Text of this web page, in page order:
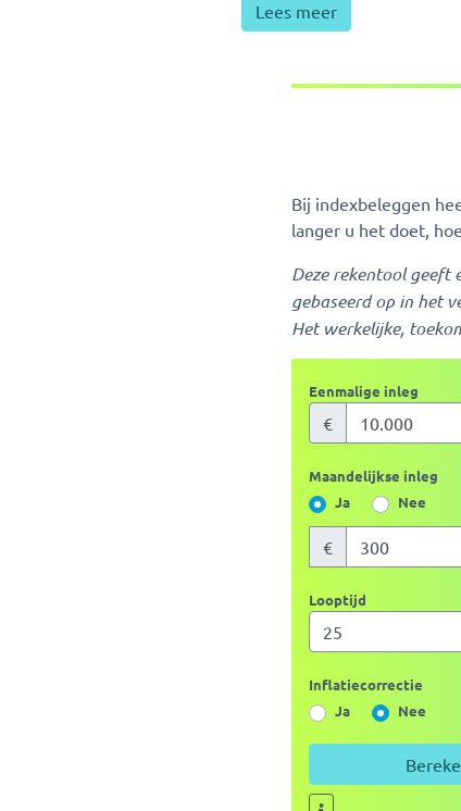
Lees meer
Bij indexbeleggen
langer u het doet,
Deze rekentool geeft
gebaseerd op in het
Het werkelijke,
Eenmalige inleg
€
Maandelijkse inleg
Ja
Nee
€
Looptijd
Inflatiecorrectie
Ja
Nee